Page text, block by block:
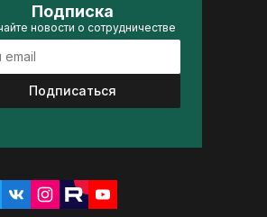
Подписка
новости о сотрудничестве
Подписаться